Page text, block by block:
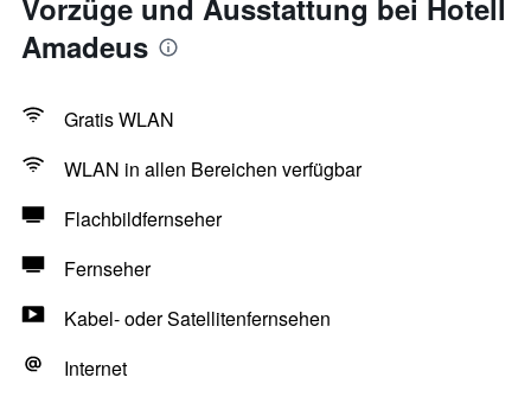
Vorzüge und Ausstattung bei Hotell
Amadeus
Gratis WLAN
WLAN in allen Bereichen verfügbar
Flachbildfernseher
Fernseher
Kabel- oder Satellitenfernsehen
Internet